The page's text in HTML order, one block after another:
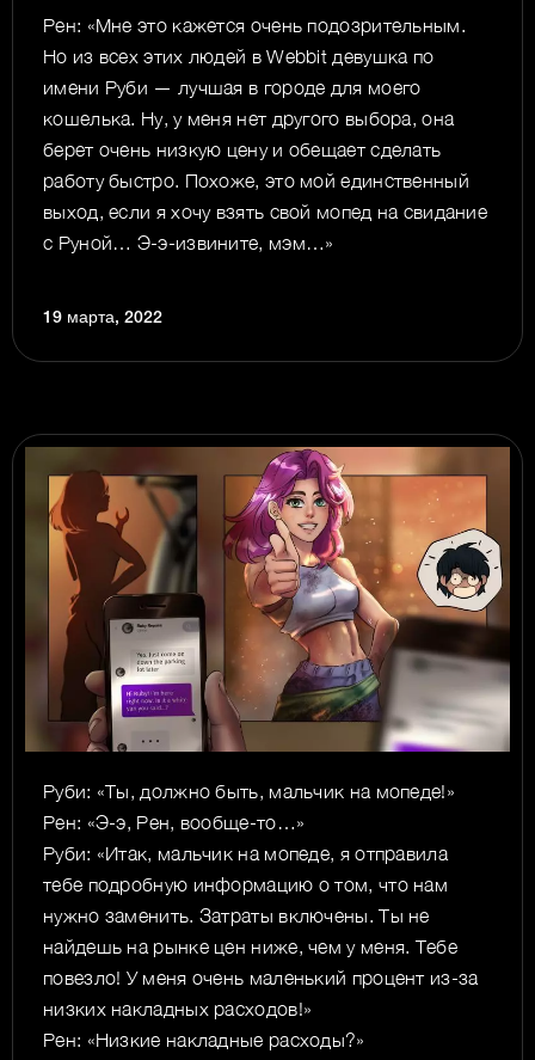
Рен: «Мне это кажется очень подозрительным.
Но из всех этих людей в Webbit девушка по
имени Руби — лучшая в городе для моего
кошелька. Ну, у меня нет другого выбора, она
берет очень низкую цену и обещает сделать
работу быстро. Похоже, это мой единственный
выход, если я хочу взять свой мопед на свидание
с Руной… Э-э-извините, мэм…»
19 марта, 2022
Руби: «Ты, должно быть, мальчик на мопеде!»
Рен: «Э-э, Рен, вообще-то…»
Руби: «Итак, мальчик на мопеде, я отправила
тебе подробную информацию о том, что нам
нужно заменить. Затраты включены. Ты не
найдешь на рынке цен ниже, чем у меня. Тебе
повезло! У меня очень маленький процент из-за
низких накладных расходов!»
Рен: «Низкие накладные расходы?»